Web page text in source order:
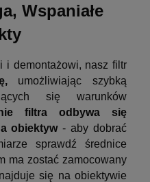
Wspaniałe
i demontażowi, nasz filtr
umożliwiając szybką
się warunków
filtra odbywa się
obiektyw- aby dobrać
sprawdź średnice
ma zostać zamocowany
się na obiektywie